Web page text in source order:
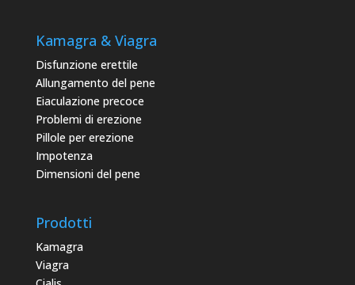
Kamagra & Viagra
Disfunzione erettile
Allungamento del pene
Eiaculazione precoce
Problemi di erezione
Pillole per erezione
Impotenza
Dimensioni del pene
Prodotti
Kamagra
Viagra